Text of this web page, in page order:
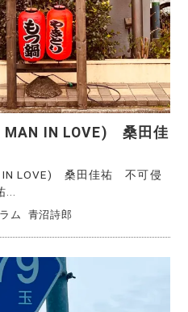
MAN IN LOVE) 桑田佳
IN LOVE) 桑田佳祐 不可侵
...
ム 青沼詩郎